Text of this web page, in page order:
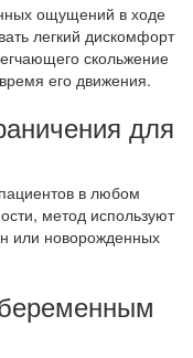
ощущений в ходе
легкий дискомфорт
скольжение
его движения.
для
в любом
метод используют
или новорожденных